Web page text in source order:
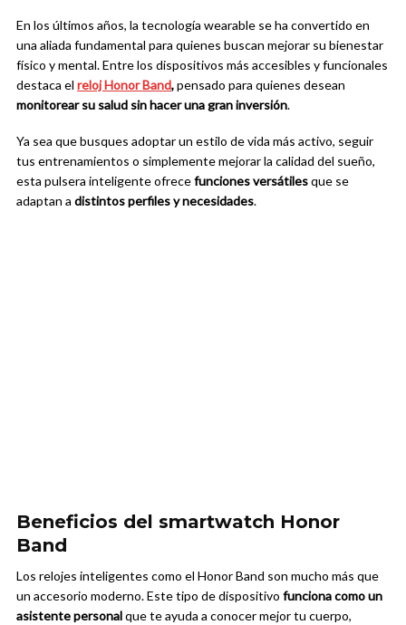
En los últimos años, la tecnología wearable se ha convertido en
una aliada fundamental para quienes buscan mejorar su bienestar
físico y mental. Entre los dispositivos más accesibles y funcionales
destaca el reloj Honor Band,pensado para quienes desean
monitorear su salud sin hacer una gran inversión.
Ya sea que busques adoptar un estilo de vida más activo, seguir
tus entrenamientos o simplemente mejorar la calidad del sueño,
esta pulsera inteligente ofrecefunciones versátilesque se
adaptan a distintos perfiles y necesidades.
Beneficios del smartwatch Honor
Band
Los relojes inteligentes como el Honor Band son mucho más que
un accesorio moderno. Este tipo de dispositivo funciona como un
asistente personalque te ayuda a conocer mejor tu cuerpo,